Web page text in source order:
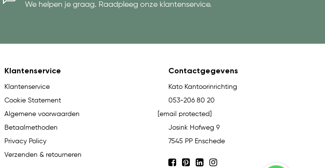
We helpen je graag. Raadpleeg onze klantenservice.
Klantenservice
Klantenservice
Cookie Statement
Algemene voorwaarden
Betaalmethoden
Privacy Policy
Verzenden & retourneren
Contactgegevens
Kato Kantoorinrichting
053-206 80 20
[email protected]
Josink Hofweg 9
7545 PP Enschede